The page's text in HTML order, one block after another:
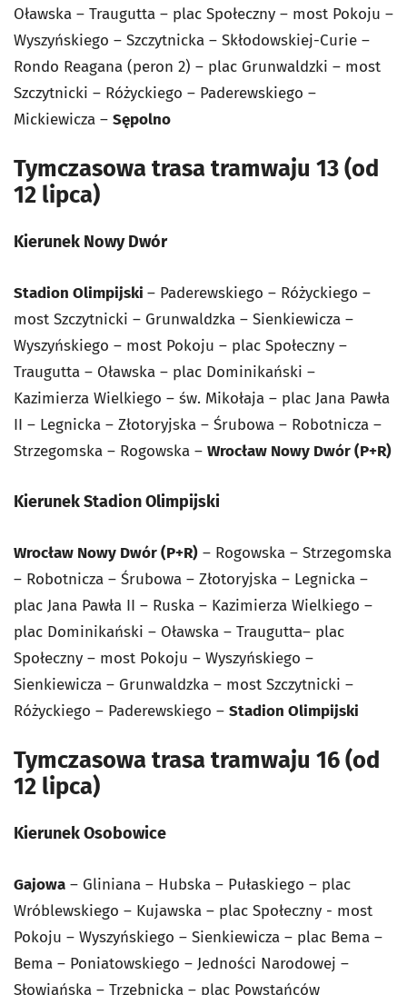
Oławska – Traugutta – plac Społeczny – most Pokoju –
Wyszyńskiego – Szczytnicka – Skłodowskiej-Curie –
Rondo Reagana (peron 2) – plac Grunwaldzki – most
Szczytnicki – Różyckiego – Paderewskiego –
Mickiewicza – Sępolno
Tymczasowa trasa tramwaju 13 (od
12 lipca)
Kierunek Nowy Dwór
Stadion Olimpijski – Paderewskiego – Różyckiego –
most Szczytnicki – Grunwaldzka – Sienkiewicza –
Wyszyńskiego – most Pokoju – plac Społeczny –
Traugutta – Oławska – plac Dominikański –
Kazimierza Wielkiego – św. Mikołaja – plac Jana Pawła
II – Legnicka – Złotoryjska – Śrubowa – Robotnicza –
Strzegomska – Rogowska – Wrocław Nowy Dwór (P+R)
Kierunek Stadion Olimpijski
Wrocław Nowy Dwór (P+R) – Rogowska – Strzegomska
– Robotnicza – Śrubowa – Złotoryjska – Legnicka –
plac Jana Pawła II – Ruska – Kazimierza Wielkiego –
plac Dominikański – Oławska – Traugutta– plac
Społeczny – most Pokoju – Wyszyńskiego –
Sienkiewicza – Grunwaldzka – most Szczytnicki –
Różyckiego – Paderewskiego – Stadion Olimpijski
Tymczasowa trasa tramwaju 16 (od
12 lipca)
Kierunek Osobowice
Gajowa – Gliniana – Hubska – Pułaskiego – plac
Wróblewskiego – Kujawska – plac Społeczny - most
Pokoju – Wyszyńskiego – Sienkiewicza – plac Bema –
Bema – Poniatowskiego – Jedności Narodowej –
Słowiańska – Trzebnicka – plac Powstańców